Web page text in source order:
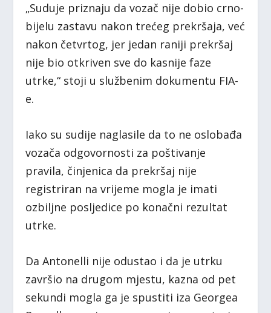
„Suduje priznaju da vozač nije dobio crno-
bijelu zastavu nakon trećeg prekršaja, već
nakon četvrtog, jer jedan raniji prekršaj
nije bio otkriven sve do kasnije faze
utrke,“ stoji u službenim dokumentu FIA-
e.
Iako su sudije naglasile da to ne oslobađa
vozača odgovornosti za poštivanje
pravila, činjenica da prekršaj nije
registriran na vrijeme mogla je imati
ozbiljne posljedice po konačni rezultat
utrke.
Da Antonelli nije odustao i da je utrku
završio na drugom mjestu, kazna od pet
sekundi mogla ga je spustiti iza Georgea